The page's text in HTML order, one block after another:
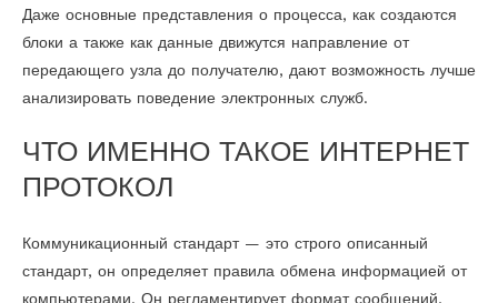
Даже основные представления о процесса, как создаются
блоки а также как данные движутся направление от
передающего узла до получателю, дают возможность лучше
анализировать поведение электронных служб.
ЧТО ИМЕННО ТАКОЕ ИНТЕРНЕТ
ПРОТОКОЛ
Коммуникационный стандарт — это строго описанный
стандарт, он определяет правила обмена информацией от
компьютерами. Он регламентирует формат сообщений,